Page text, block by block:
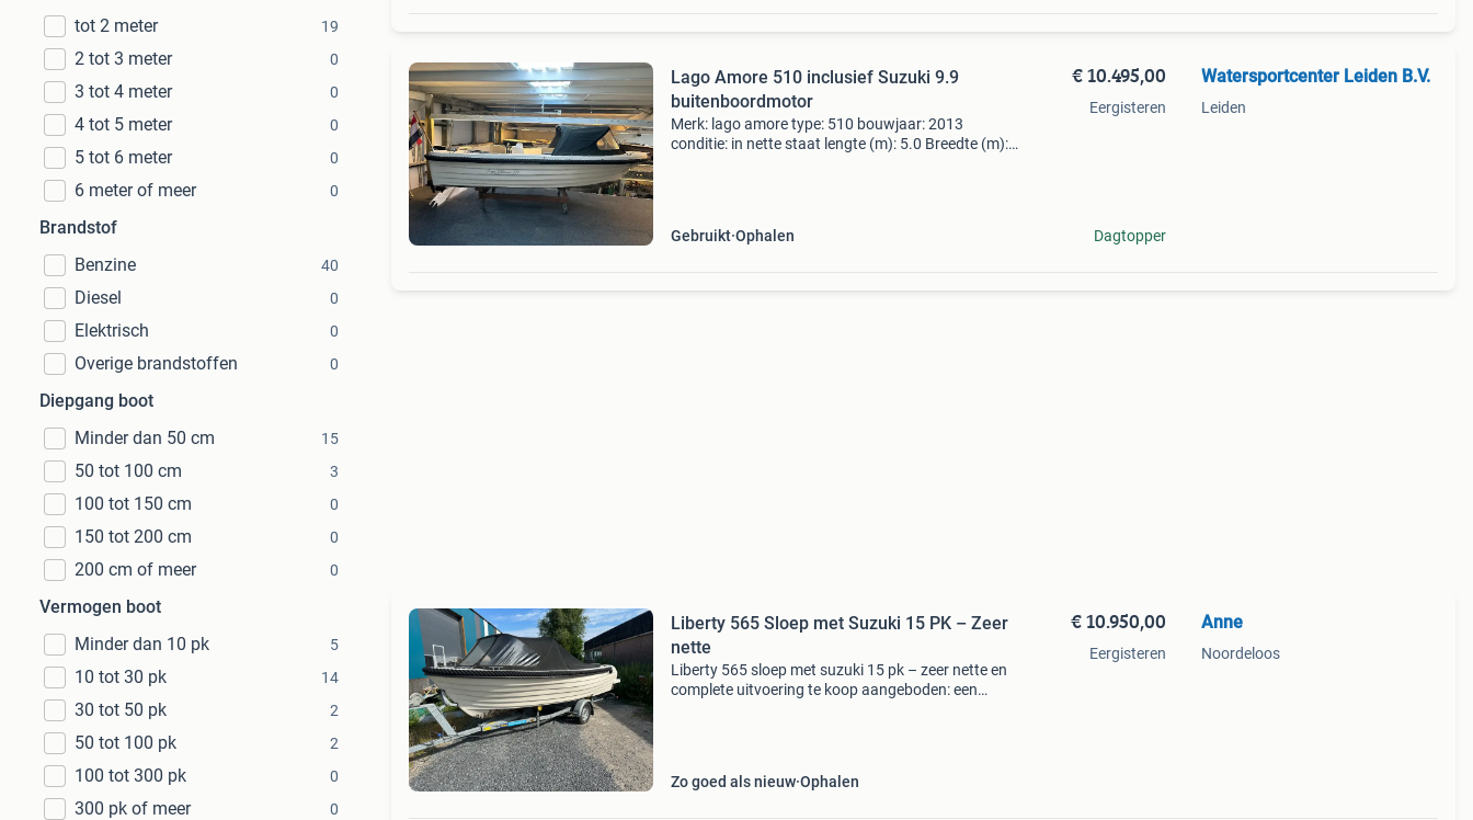
tot 2 meter
19
2 tot 3 meter 0
3 tot 4 meter 0
4 tot 5 meter 0
5 tot 6 meter 0
6 meter of meer 0
Brandstof
Benzine
40
Diesel 0
Elektrisch 0
Overige brandstoffen 0
Diepgang boot
Minder dan 50 cm
15
50 tot 100 cm 3
100 tot 150 cm 0
150 tot 200 cm 0
200 cm of meer 0
Vermogen boot
Minder dan 10 pk
5
10 tot 30 pk 14
30 tot 50 pk 2
50 tot 100 pk 2
100 tot 300 pk 0
300 pk of meer 0
Lago Amore 510 inclusief Suzuki 9.9
buitenboordmotor
Merk: lago amore type: 510 bouwjaar: 2013
conditie: in nette staat lengte (m): 5.0 Breedte (m):
Gebruikt Ophalen
€ 10.495,00
Eergisteren
Dagtopper
Watersportcenter Leiden B.V.
Leiden
Liberty 565 Sloep met Suzuki 15 PK – Zeer
nette
Liberty 565 sloep met suzuki 15 pk – zeer nette en
complete uitvoering te koop aangeboden: een
Zo goed als nieuw Ophalen
€ 10.950,00
Eergisteren
Anne
Noordeloos